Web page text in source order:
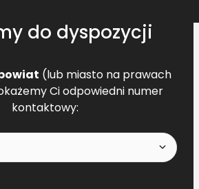
do dyspozycji
(lub miasto na prawach
Ci odpowiedni numer
kontaktowy: